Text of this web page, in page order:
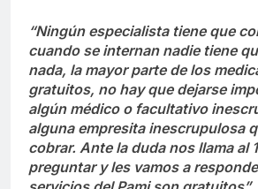
“Ningún especialista tiene que
cuando se internan nadie tiene
nada, la mayor parte de los
gratuitos, no hay que dejarse
algún médico o facultativo
alguna empresita inescrupulosa
cobrar. Ante la duda nos llama al
preguntar y les vamos a